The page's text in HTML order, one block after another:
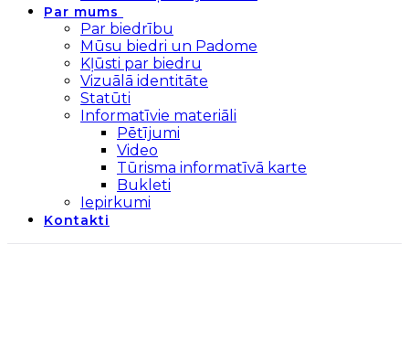
Par mums
Par biedrību
Mūsu biedri un Padome
Kļūsti par biedru
Vizuālā identitāte
Statūti
Informatīvie materiāli
Pētījumi
Video
Tūrisma informatīvā karte
Bukleti
Iepirkumi
Kontakti